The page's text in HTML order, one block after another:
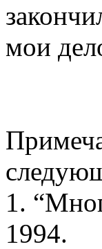
мои
1.
1994.